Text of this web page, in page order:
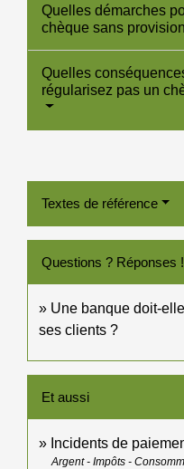
Quelles démarches
chèque sans
Quelles
régularisez pas un
Textes de référence
Questions ? Réponses !
Une banque doit-
ses clients ?
Et aussi
Incidents de
Argent - Impôts -